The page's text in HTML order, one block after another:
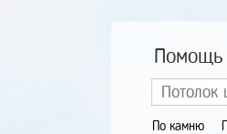
Помощь
По камню